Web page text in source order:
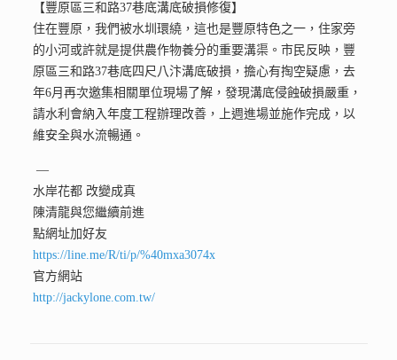
【豐原區三和路37巷底溝底破損修復】
住在豐原，我們被水圳環繞，這也是豐原特色之一，住家旁
的小河或許就是提供農作物養分的重要溝渠。市民反映，豐
原區三和路37巷底四尺八汴溝底破損，擔心有掏空疑慮，去
年6月再次邀集相關單位現場了解，發現溝底侵蝕破損嚴重，
請水利會納入年度工程辦理改善，上週進場並施作完成，以
維安全與水流暢通。
—
水岸花都 改變成真
陳清龍與您繼續前進
點網址加好友
https://line.me/R/ti/p/%40mxa3074x
官方網站
http://jackylone.com.tw/